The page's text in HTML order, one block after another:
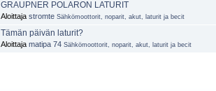
GRAUPNER POLARON LATURIT
Aloittaja stromte Sähkömoottorit, noparit, akut, laturit ja becit
Tämän päivän laturit?
Aloittaja matipa 74 Sähkömoottorit, noparit, akut, laturit ja becit